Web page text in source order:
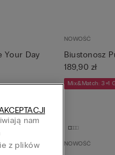
Your Day
NOWOŚĆ
Biustonosz
189,90 zł
Mix&Match: 3+1
NOWOŚĆ
nam
z plików